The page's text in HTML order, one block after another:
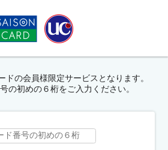
ドの会員様限定サービスとなります。
の初めの６桁をご入力ください。